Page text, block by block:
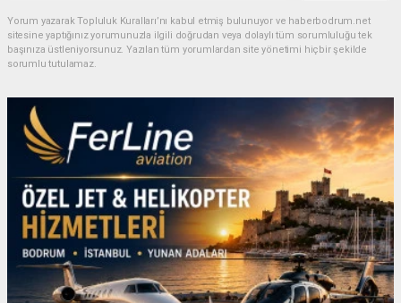
Yorum yazarak Topluluk Kuralları’nı kabul etmiş bulunuyor ve haberbodrum.net
sitesine yaptığınız yorumunuzla ilgili doğrudan veya dolaylı tüm sorumluluğu tek
başınıza üstleniyorsunuz. Yazılan tüm yorumlardan site yönetimi hiçbir şekilde
sorumlu tutulamaz.